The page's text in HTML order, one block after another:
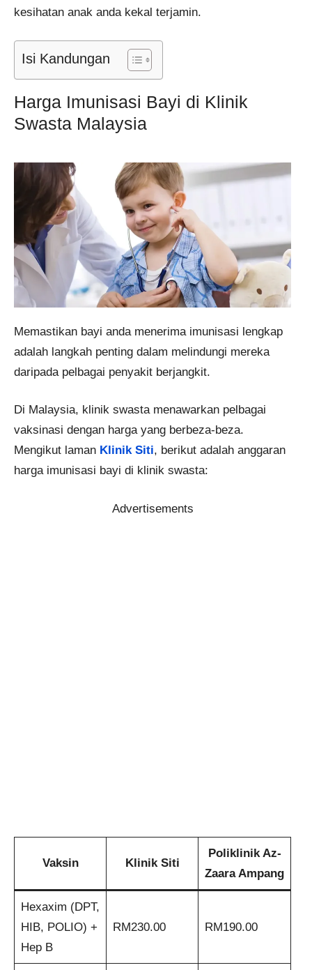
kesihatan anak anda kekal terjamin.
Isi Kandungan
Harga Imunisasi Bayi di Klinik
Swasta Malaysia
Memastikan bayi anda menerima imunisasi lengkap
adalah langkah penting dalam melindungi mereka
daripada pelbagai penyakit berjangkit.
Di Malaysia, klinik swasta menawarkan pelbagai
vaksinasi dengan harga yang berbeza-beza.
Mengikut laman Klinik Siti, berikut adalah anggaran
harga imunisasi bayi di klinik swasta:​
Advertisements
Vaksin Klinik Siti
Poliklinik Az-
Zaara Ampang
Hexaxim (DPT,
HIB, POLIO) +
Hep B
RM230.00 RM190.00